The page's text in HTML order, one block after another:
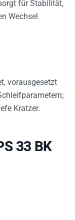
für Stabilität,
Wechsel
vorausgesetzt
Kratzer.
33 BK